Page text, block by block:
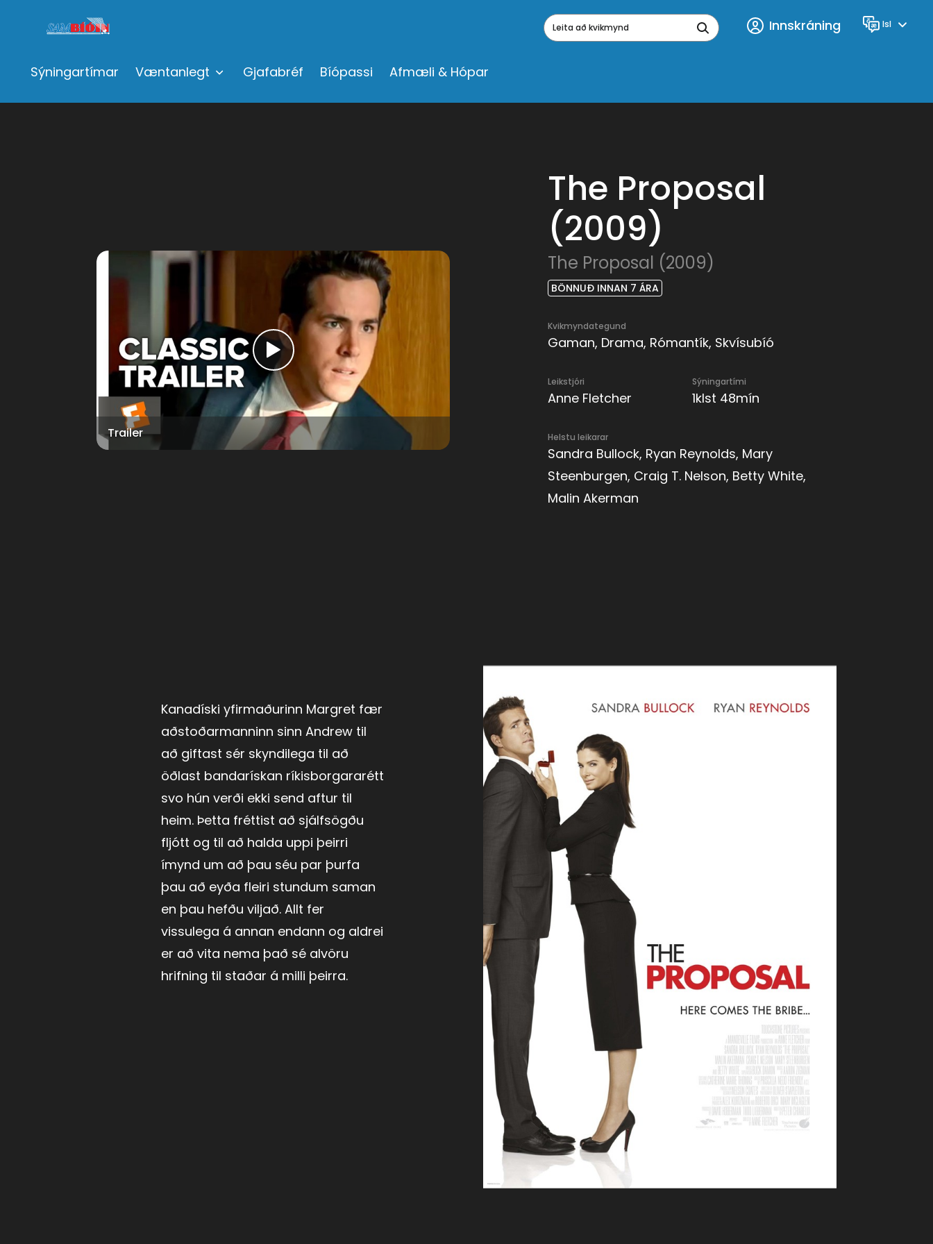
Sýningartímar Væntanlegt Gjafabréf Bíópassi Afmæli & Hópar
Leita að kvikmynd
Innskráning Tungumál
Isl
The Proposal
(2009)
The Proposal (2009)
BÖNNUÐ INNAN 7 ÁRA
Kvikmyndategund
Gaman, Drama, Rómantík, Skvísubíó
Leikstjóri
Anne Fletcher
Sýningartími
1klst 48mín
Helstu leikarar
Sandra Bullock, Ryan Reynolds, Mary
Steenburgen, Craig T. Nelson, Betty White,
Malin Akerman
Trailer
Kanadíski yfirmaðurinn Margret fær
aðstoðarmanninn sinn Andrew til
að giftast sér skyndilega til að
öðlast bandarískan ríkisborgararétt
svo hún verði ekki send aftur til
heim. Þetta fréttist að sjálfsögðu
fljótt og til að halda uppi þeirri
ímynd um að þau séu par þurfa
þau að eyða fleiri stundum saman
en þau hefðu viljað. Allt fer
vissulega á annan endann og aldrei
er að vita nema það sé alvöru
hrifning til staðar á milli þeirra.